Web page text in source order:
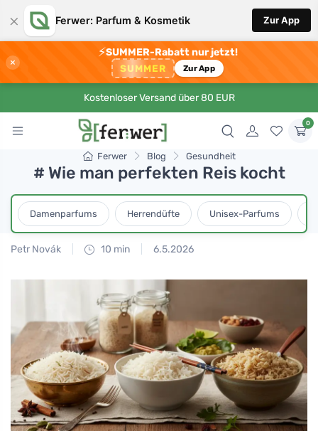
× Ferwer: Parfum & Kosmetik Zur App
×
⚡SUMMER-Rabatt nur jetzt!
SUMMER Zur App
Kostenloser Versand über 80 EUR
0
Ferwer Blog Gesundheit
# Wie man perfekten Reis kocht
Damenparfums Herrendüfte Unisex-Parfums
Petr Novák 10 min 6.5.2026